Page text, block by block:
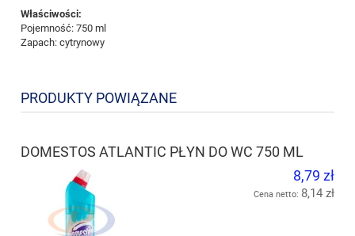
Właściwości:
Pojemność: 750 ml
Zapach: cytrynowy
PRODUKTY POWIĄZANE
DOMESTOS ATLANTIC PŁYN DO WC 750 ML
8,79 zł
Cena netto: 8,14 zł